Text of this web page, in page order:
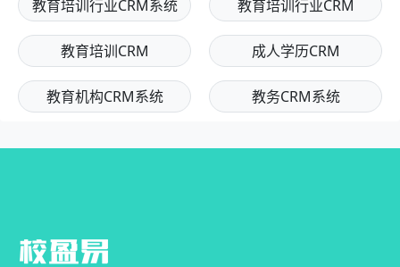
教育培训行业CRM系统 教育培训行业CRM
教育培训CRM 成人学历CRM
教育机构CRM系统 教务CRM系统